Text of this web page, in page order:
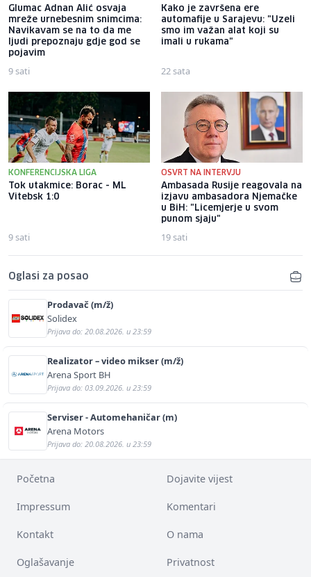
Glumac Adnan Alić osvaja
mreže urnebesnim snimcima:
Navikavam se na to da me
ljudi prepoznaju gdje god se
pojavim
9 sati
Kako je završena ere
automafije u Sarajevu: "Uzeli
smo im važan alat koji su
imali u rukama"
22 sata
KONFERENCIJSKA LIGA
Tok utakmice: Borac - ML
Vitebsk 1:0
9 sati
OSVRT NA INTERVJU
Ambasada Rusije reagovala na
izjavu ambasadora Njemačke
u BiH: "Licemjerje u svom
punom sjaju"
19 sati
Oglasi za posao
Prodavač (m/ž)
Solidex
Prijava do: 20.08.2026. u 23:59
Realizator – video mikser (m/ž)
Arena Sport BH
Prijava do: 03.09.2026. u 23:59
Serviser - Automehaničar (m)
Arena Motors
Prijava do: 20.08.2026. u 23:59
Početna Dojavite vijest
Impressum Komentari
Kontakt O nama
Oglašavanje Privatnost